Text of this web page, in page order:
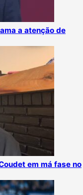
a atenção de
em má fase no